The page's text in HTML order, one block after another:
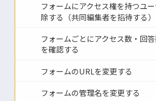
フォームにアクセス権を持つユ
除する（共同編集者を招待する）
フォームごとにアクセス数・回
を確認する
フォームのURLを変更する
フォームの管理名を変更する